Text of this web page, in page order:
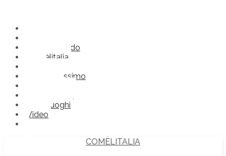
Comèilmondo
Comèlitalia
Futuroprossimo
Straniluoghi
Video
COMÈLITALIA